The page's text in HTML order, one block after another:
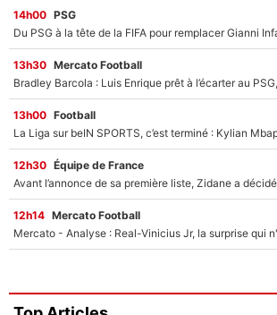
14h00 PSG
13h30 Mercato Football
13h00 Football
12h30 Équipe de France
12h14 Mercato Football
Mercato - Analyse : Real-Vinicius Jr, la surprise qui